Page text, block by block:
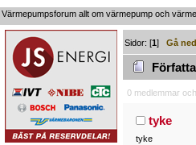
Värmepumpsforum allt om värmepump och
Sidor: [1]Gå ned
0 medlemmar
tyke
tyke